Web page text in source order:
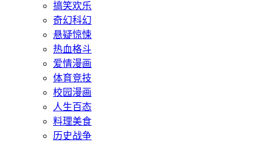
搞笑欢乐
奇幻科幻
悬疑惊悚
热血格斗
爱情漫画
体育竞技
校园漫画
人生百态
料理美食
历史战争